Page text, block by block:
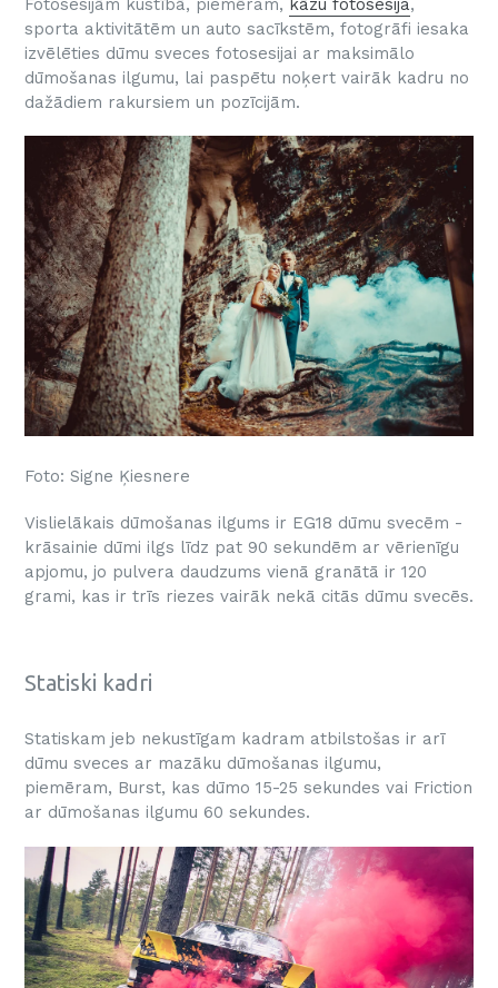
Fotosesijām kustībā, piemēram, kāzu fotosesija,
sporta aktivitātēm un auto sacīkstēm, fotogrāfi iesaka
izvēlēties dūmu sveces fotosesijai ar maksimālo
dūmošanas ilgumu, lai paspētu noķert vairāk kadru no
dažādiem rakursiem un pozīcijām.
Foto: Signe Ķiesnere
Vislielākais dūmošanas ilgums ir EG18 dūmu svecēm -
krāsainie dūmi ilgs līdz pat 90 sekundēm ar vērienīgu
apjomu, jo pulvera daudzums vienā granātā ir 120
grami, kas ir trīs riezes vairāk nekā citās dūmu svecēs.
Statiski kadri
Statiskam jeb nekustīgam kadram atbilstošas ir arī
dūmu sveces ar mazāku dūmošanas ilgumu,
piemēram, Burst, kas dūmo 15-25 sekundes vai Friction
ar dūmošanas ilgumu 60 sekundes.